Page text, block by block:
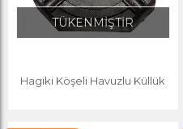
TÜKENMİŞTİR
Hagiki Köşeli Havuzlu Küllük